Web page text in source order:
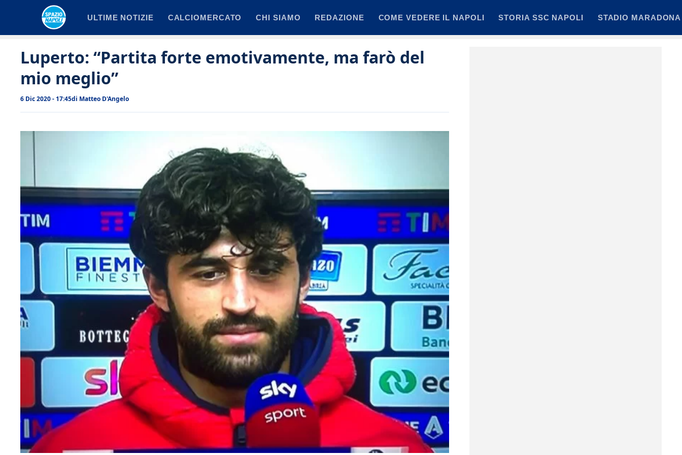
ULTIME NOTIZIE CALCIOMERCATO CHI SIAMO REDAZIONE COME VEDERE IL NAPOLI STORIA SSC NAPOLI STADIO MARADONA
Luperto: “Partita forte emotivamente, ma farò del
mio meglio”
6 Dic 2020 - 17:45di Matteo D'Angelo